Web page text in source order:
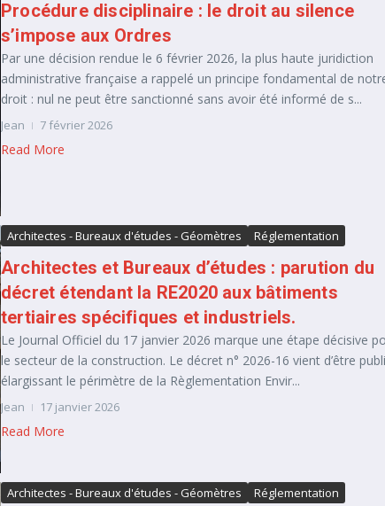
Procédure disciplinaire : le droit au silence
s’impose aux Ordres
Par une décision rendue le 6 février 2026, la plus haute juridiction
administrative française a rappelé un principe fondamental de
droit : nul ne peut être sanctionné sans avoir été informé de s...
Jean 7 février 2026
Read More
Architectes - Bureaux d'études - Géomètres Réglementation
Architectes et Bureaux d’études : parution du
décret étendant la RE2020 aux bâtiments
tertiaires spécifiques et industriels.
Le Journal Officiel du 17 janvier 2026 marque une étape décisive
le secteur de la construction. Le décret n° 2026-16 vient d’être
élargissant le périmètre de la Règlementation Envir...
Jean 17 janvier 2026
Read More
Architectes - Bureaux d'études - Géomètres Réglementation